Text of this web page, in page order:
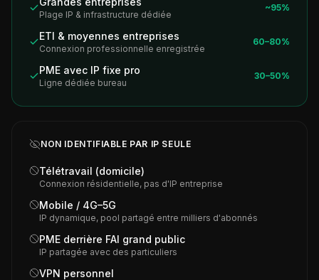
Plage IP & infrastructure dédiée
~95%
ETI & moyennes entreprises
Connexion professionnelle enregistrée
60–80%
PME avec IP fixe pro
Ligne dédiée bureau
30–50%
NON IDENTIFIABLE PAR IP SEULE
Télétravail (domicile)
Connexion résidentielle, pas d'IP entreprise
Mobile / 4G–5G
IP dynamique, pool partagé entre milliers d'abonnés
PME derrière FAI grand public
IP partagée avec des particuliers
VPN personnel